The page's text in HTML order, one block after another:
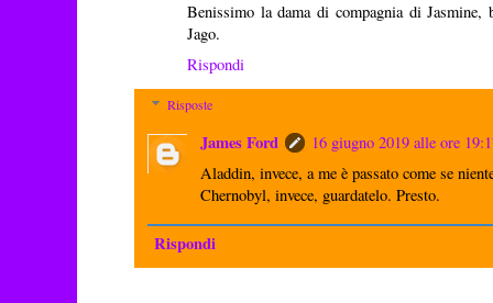
Benissimo la dama di compagnia di Jasmine,
Jago.
Rispondi
Risposte
James Ford
16 giugno 2019 alle ore
Aladdin, invece, a me è passato come se
Chernobyl, invece, guardatelo. Presto.
Rispondi